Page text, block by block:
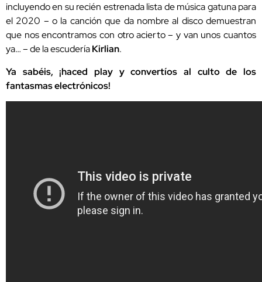
incluyendo en su recién estrenada lista de música gatuna para
el 2020 – o la canción que da nombre al disco demuestran
que nos encontramos con otro acierto – y van unos cuantos
ya… – de la escuderíaKirlian.
Ya sabéis, ¡haced play y convertíos al culto de los
fantasmas electrónicos!